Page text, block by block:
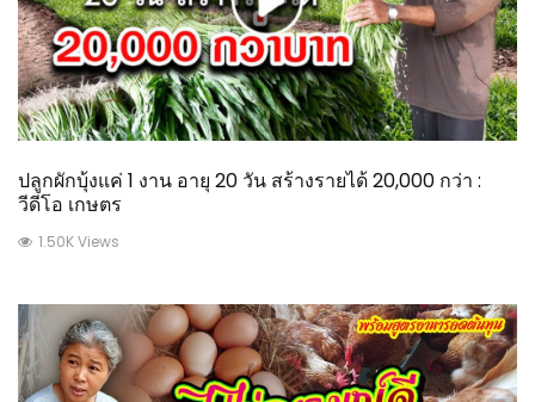
ปลูกผักบุ้งแค่ 1 งาน อายุ 20 วัน สร้างรายได้ 20,000 กว่า :
วีดีโอ เกษตร
1.50K Views